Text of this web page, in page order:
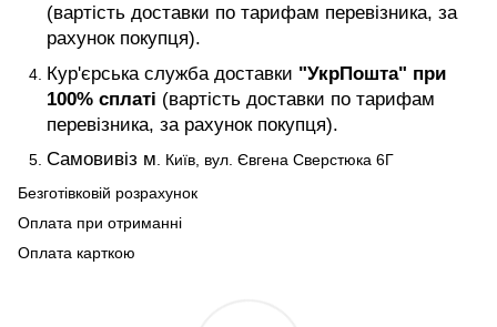
(вартість доставки по тарифам перевізника, за
рахунок покупця).
Кур'єрська служба доставки "УкрПошта" при
100% сплаті (вартість доставки по тарифам
перевізника, за рахунок покупця).
Самовивіз м . Київ, вул. Євгена Сверстюка 6Г
Безготівковій розрахунок
Оплата при отриманні
Оплата карткою